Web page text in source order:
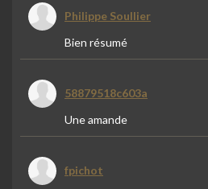
Philippe Soullier
Bien résumé
58879518c603a
Une amande
fpichot